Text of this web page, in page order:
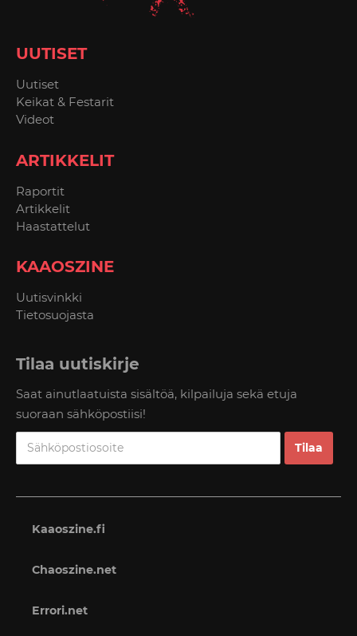
UUTISET
Uutiset
Keikat & Festarit
Videot
ARTIKKELIT
Raportit
Artikkelit
Haastattelut
KAAOSZINE
Uutisvinkki
Tietosuojasta
Tilaa uutiskirje
Saat ainutlaatuista sisältöä, kilpailuja sekä etuja
suoraan sähköpostiisi!
Kaaoszine.fi
Chaoszine.net
Errori.net